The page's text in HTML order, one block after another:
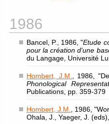
1986
Bancel, P., 1986, "Etude
pour la création d'une
du Langage, Université
Hombert, J.M.
, 1986,
Phonological
Publications, pp. 359-379
Hombert, J.M.
, 1986,
Ohala, J., Yaeger, J.